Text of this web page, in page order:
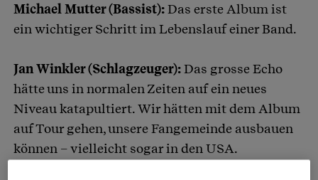
Michael Mutter (Bassist):Das erste Album ist
ein wichtiger Schritt im Lebenslauf einer Band.
Jan Winkler (Schlagzeuger):Das grosse Echo
hätte uns in normalen Zeiten auf ein neues
Niveau katapultiert. Wir hätten mit dem Album
auf Tour gehen, unsere Fangemeinde ausbauen
können – vielleicht sogar in den USA.